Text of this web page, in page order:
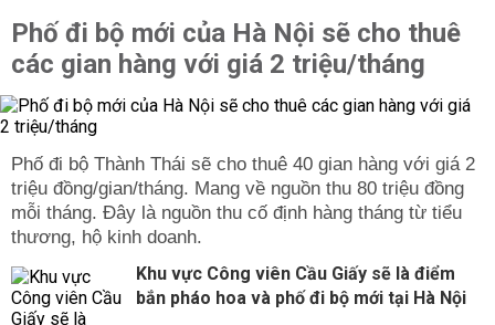
Phố đi bộ mới của Hà Nội sẽ cho thuê
các gian hàng với giá 2 triệu/tháng
Phố đi bộ Thành Thái sẽ cho thuê 40 gian hàng với giá 2
triệu đồng/gian/tháng. Mang về nguồn thu 80 triệu đồng
mỗi tháng. Đây là nguồn thu cố định hàng tháng từ tiểu
thương, hộ kinh doanh.
Khu vực Công viên Cầu Giấy sẽ là điểm
bắn pháo hoa và phố đi bộ mới tại Hà Nội